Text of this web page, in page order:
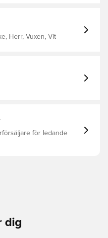
Herr, Vuxen, Vit
för ledande
dig